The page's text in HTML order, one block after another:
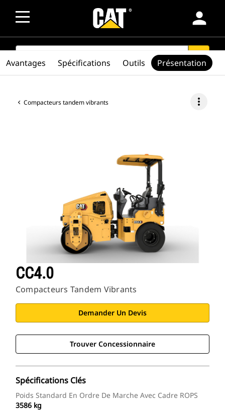
person
SEARCH search
Compacteurs tandem vibrants more_vert
CC4.0
Compacteurs Tandem Vibrants
Demander Un Devis
Trouver Concessionnaire
Spécifications Clés
Poids Standard En Ordre De Marche Avec Cadre ROPS
3586 kg
Avantages Spécifications Outils Présentation